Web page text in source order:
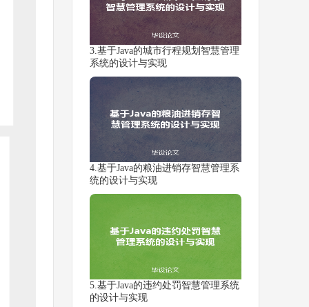
3.基于Java的城市行程规划智慧管理
系统的设计与实现
4.基于Java的粮油进销存智慧管理系
统的设计与实现
5.基于Java的违约处罚智慧管理系统
的设计与实现